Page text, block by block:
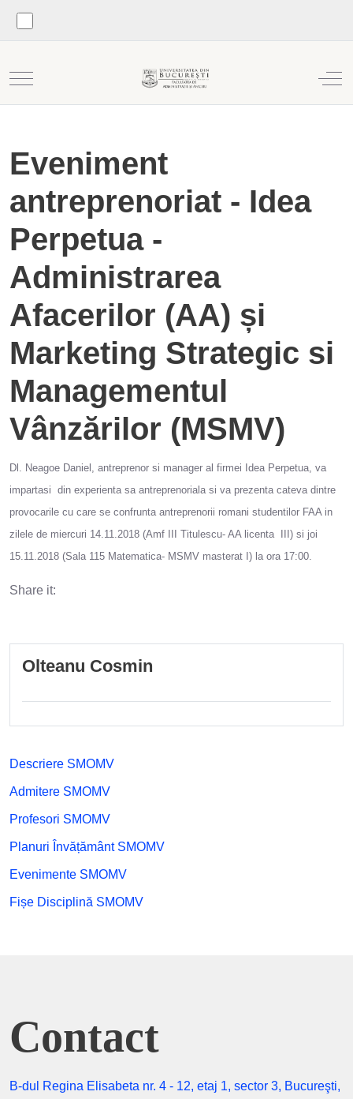
Mobile Menu Toggle Off-
Eveniment
antreprenoriat - Idea
Perpetua -
Administrarea
Afacerilor (AA) și
Marketing Strategic si
Managementul
Vânzărilor (MSMV)
Dl. Neagoe Daniel, antreprenor si manager al firmei Idea Perpetua, va
impartasi din experienta sa antreprenoriala si va prezenta cateva dintre
provocarile cu care se confrunta antreprenorii romani studentilor FAA in
zilele de miercuri 14.11.2018 (Amf III Titulescu- AA licenta III) si joi
15.11.2018 (Sala 115 Matematica- MSMV masterat I) la ora 17:00.
Share it:
Olteanu Cosmin
Descriere SMOMV
Admitere SMOMV
Profesori SMOMV
Planuri Învățământ SMOMV
Evenimente SMOMV
Fișe Disciplină SMOMV
Contact
B-dul Regina Elisabeta nr. 4 - 12, etaj 1, sector 3, Bucureşti,